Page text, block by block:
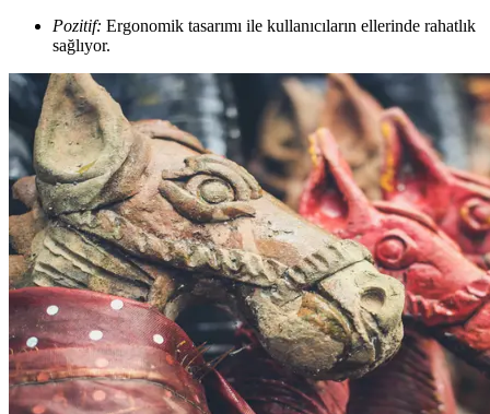
Pozitif: Ergonomik tasarımı ile kullanıcıların ellerinde rahatlık
sağlıyor.